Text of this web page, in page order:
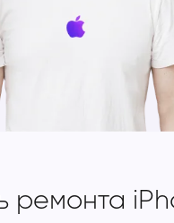
ремонта